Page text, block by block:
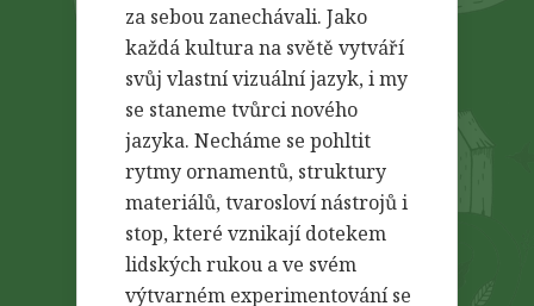
za sebou zanechávali. Jako
každá kultura na světě vytváří
svůj vlastní vizuální jazyk, i my
se staneme tvůrci nového
jazyka. Necháme se pohltit
rytmy ornamentů, struktury
materiálů, tvarosloví nástrojů i
stop, které vznikají dotekem
lidských rukou a ve svém
výtvarném experimentování se